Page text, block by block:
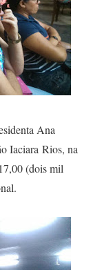
Ana
Iaciara Rios, na
(dois mil